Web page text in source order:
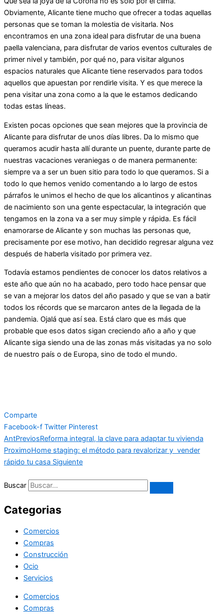
Obviamente, Alicante tiene mucho que ofrecer a todas aquellas
personas que se toman la molestia de visitarla. Nos
encontramos en una zona ideal para disfrutar de una buena
paella valenciana, para disfrutar de varios eventos culturales de
primer nivel y también, por qué no, para visitar algunos
espacios naturales que Alicante tiene reservados para todos
aquellos que apuestan por rendirle visita. Y es que merece la
pena visitar una zona como a la que le estamos dedicando
todas estas líneas.
Existen pocas opciones que sean mejores que la provincia de
Alicante para disfrutar de unos días libres. Da lo mismo que
queramos acudir hasta allí durante un puente, durante parte de
nuestras vacaciones veraniegas o de manera permanente:
siempre va a ser un buen sitio para todo lo que queramos. Si a
todo lo que hemos venido comentando a lo largo de estos
párrafos le unimos el hecho de que los alicantinos y alicantinas
de nacimiento son una gente espectacular, la integración que
tengamos en la zona va a ser muy simple y rápida. Es fácil
enamorarse de Alicante y son muchas las personas que,
precisamente por ese motivo, han decidido regresar alguna vez
después de haberla visitado por primera vez.
Todavía estamos pendientes de conocer los datos relativos a
este año que aún no ha acabado, pero todo hace pensar que
se van a mejorar los datos del año pasado y que se van a batir
todos los récords que se marcaron antes de la llegada de la
pandemia. Ojalá que así sea. Está claro que es más que
probable que esos datos sigan creciendo año a año y que
Alicante siga siendo una de las zonas más visitadas ya no solo
de nuestro país o de Europa, sino de todo el mundo.
Comparte
Facebook-f Twitter Pinterest
AntPreviosReforma integral, la clave para adaptar tu vivienda
ProximoHome staging: el método para revalorizar y vender
rápido tu casa Siguiente
Buscar
Categorias
Comercios
Compras
Construcción
Ocio
Servicios
Comercios
Compras